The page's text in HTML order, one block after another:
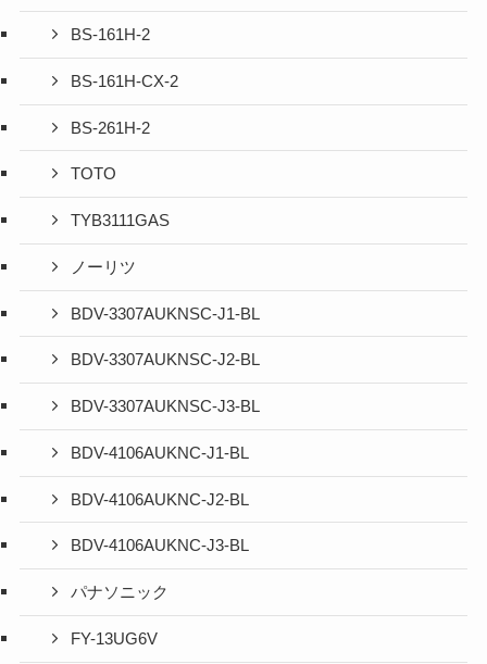
BS-161H-2
BS-161H-CX-2
BS-261H-2
TOTO
TYB3111GAS
ノーリツ
BDV-3307AUKNSC-J1-BL
BDV-3307AUKNSC-J2-BL
BDV-3307AUKNSC-J3-BL
BDV-4106AUKNC-J1-BL
BDV-4106AUKNC-J2-BL
BDV-4106AUKNC-J3-BL
パナソニック
FY-13UG6V